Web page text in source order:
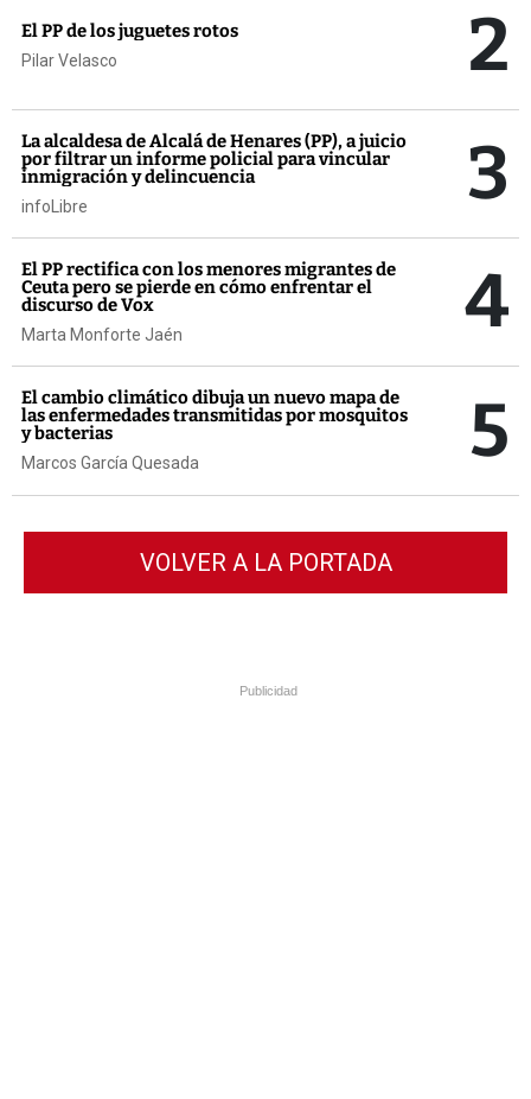
El PP de los juguetes rotos
Pilar Velasco 2
La alcaldesa de Alcalá de Henares (PP), a juicio
por filtrar un informe policial para vincular
inmigración y delincuencia
infoLibre 3
El PP rectifica con los menores migrantes de
Ceuta pero se pierde en cómo enfrentar el
discurso de Vox
Marta Monforte Jaén 4
El cambio climático dibuja un nuevo mapa de
las enfermedades transmitidas por mosquitos
y bacterias
Marcos García Quesada 5
VOLVER A LA PORTADA
Publicidad